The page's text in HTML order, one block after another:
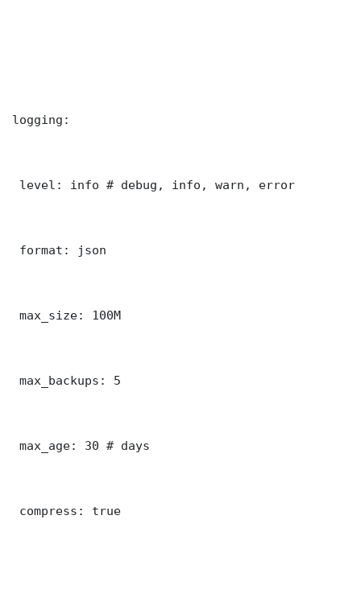
logging:
level: info # debug, info, warn, error
format: json
max_size: 100M
max_backups: 5
max_age: 30 # days
compress: true